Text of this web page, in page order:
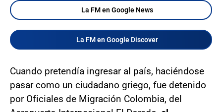
La FM en Google News
La FM en Google Discover
Cuando pretendía ingresar al país, haciéndose
pasar como un ciudadano griego, fue detenido
por Oficiales de Migración Colombia, del